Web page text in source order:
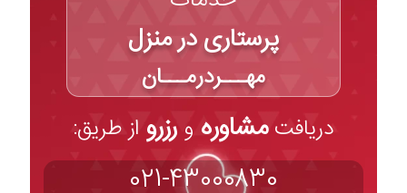
پرستاری در منزل
مهـــردرمـــان
دریافتمشاوره و رزرو از طریق:
021-43000830